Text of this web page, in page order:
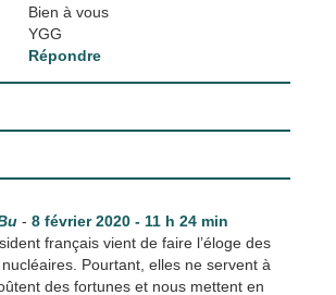
Bien à vous
YGG
Répondre
- 8 février 2020 - 11 h 24 min
français vient de faire l’éloge des
Pourtant, elles ne servent à
des fortunes et nous mettent en